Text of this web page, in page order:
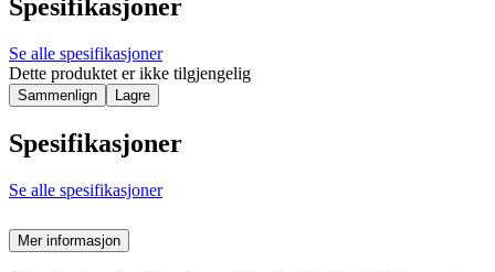
Spesifikasjoner
Se alle spesifikasjoner
Dette produktet er ikke tilgjengelig
Sammenlign Lagre
Spesifikasjoner
Se alle spesifikasjoner
Mer informasjon